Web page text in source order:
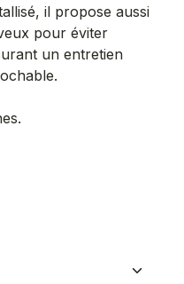
il propose aussi
pour éviter
un entretien